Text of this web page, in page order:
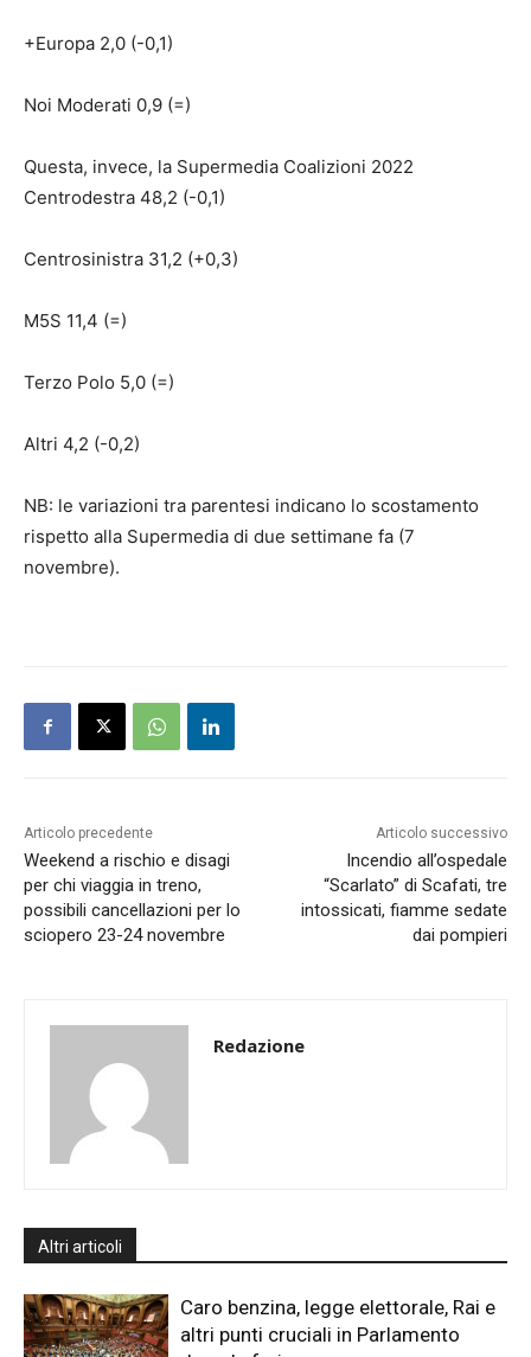
+Europa 2,0 (-0,1)
Noi Moderati 0,9 (=)
Questa, invece, la Supermedia Coalizioni 2022
Centrodestra 48,2 (-0,1)
Centrosinistra 31,2 (+0,3)
M5S 11,4 (=)
Terzo Polo 5,0 (=)
Altri 4,2 (-0,2)
NB: le variazioni tra parentesi indicano lo scostamento
rispetto alla Supermedia di due settimane fa (7
novembre).
Articolo precedente
Weekend a rischio e disagi
per chi viaggia in treno,
possibili cancellazioni per lo
sciopero 23-24 novembre
Articolo successivo
Incendio all’ospedale
“Scarlato” di Scafati, tre
intossicati, fiamme sedate
dai pompieri
Redazione
Altri articoli
Caro benzina, legge elettorale, Rai e
altri punti cruciali in Parlamento